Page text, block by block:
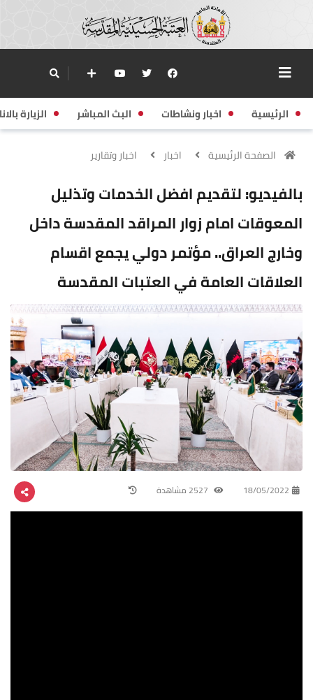
الرئيسية اخبار ونشاطات البث المباشر الزيارة
الصفحة الرئيسية اخبار اخبار وتقارير
بالفيديو: لتقديم افضل الخدمات وتذليل
المعوقات امام زوار المراقد المقدسة داخل
وخارج العراق.. مؤتمر دولي يجمع اقسام
العلاقات العامة في العتبات المقدسة
18/05/2022